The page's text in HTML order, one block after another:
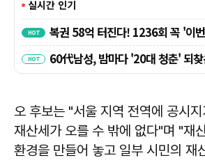
오 후보는 "서울 지역 전역에 공시
재산세가 오를 수 밖에 없다"며 "재
환경을 만들어 놓고 일부 시민의 재